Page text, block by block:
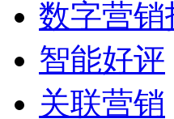
数字营销
智能好评
关联营销